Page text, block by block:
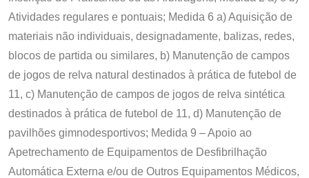
Atividades regulares e pontuais; Medida 6 a) Aquisição de
materiais não individuais, designadamente, balizas, redes,
blocos de partida ou similares, b) Manutenção de campos
de jogos de relva natural destinados à prática de futebol de
11, c) Manutenção de campos de jogos de relva sintética
destinados à prática de futebol de 11, d) Manutenção de
pavilhões gimnodesportivos; Medida 9 – Apoio ao
Apetrechamento de Equipamentos de Desfibrilhação
Automática Externa e/ou de Outros Equipamentos Médicos,